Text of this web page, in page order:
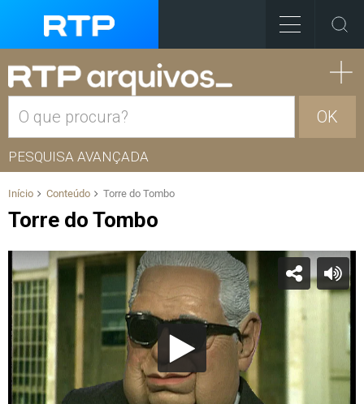
OK
PESQUISA AVANÇADA
Início Conteúdo Torre do Tombo
Torre do Tombo